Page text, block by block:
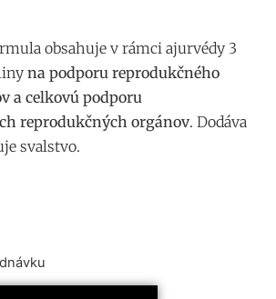
obsahuje v rámci ajurvédy 3
na podporu reprodukčného
a celkovú podporu
reprodukčných orgánov. Dodáva
svalstvo.